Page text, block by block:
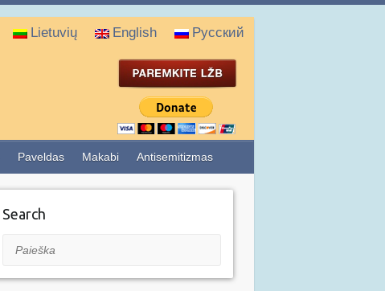
Lietuvių English Русский
Paveldas Makabi Antisemitizmas
Search
Paieška